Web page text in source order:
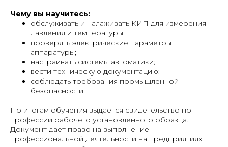
Чему вы научитесь:
обслуживать и налаживать КИП для измерения
давления и температуры;
проверять электрические параметры
аппаратуры;
настраивать системы автоматики;
вести техническую документацию;
соблюдать требования промышленной
безопасности.
По итогам обучения выдается свидетельство по
профессии рабочего установленного образца.
Документ дает право на выполнение
профессиональной деятельности на предприятиях